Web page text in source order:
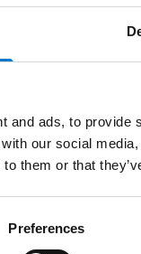
and ads, to
our social
them or that
Preferences
faire du monde
de dénoncer les